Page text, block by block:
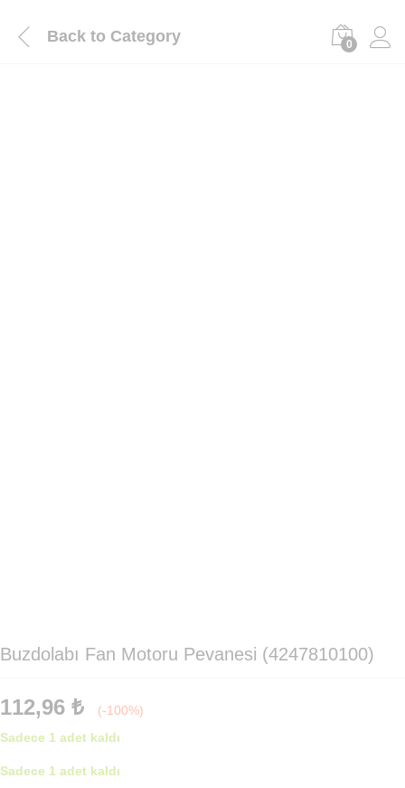
Back to Category 0
Buzdolabı Fan Motoru Pevanesi (4247810100)
112,96 ₺
(-100%)
Sadece 1 adet kaldı
Sadece 1 adet kaldı